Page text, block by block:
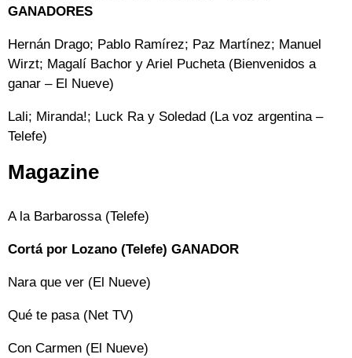
GANADORES
Hernán Drago; Pablo Ramírez; Paz Martínez; Manuel
Wirzt; Magalí Bachor y Ariel Pucheta (Bienvenidos a
ganar – El Nueve)
Lali; Miranda!; Luck Ra y Soledad (La voz argentina –
Telefe)
Magazine
A la Barbarossa (Telefe)
Cortá por Lozano (Telefe) GANADOR
Nara que ver (El Nueve)
Qué te pasa (Net TV)
Con Carmen (El Nueve)